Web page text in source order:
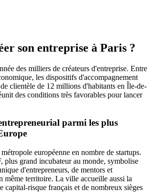
son entreprise à Paris ?
des milliers de créateurs d'entreprise. Entre
les dispositifs d'accompagnement
clientèle de 12 millions d'habitants en Île-de-
des conditions très favorables pour lancer
parmi les plus
européenne en nombre de startups.
plus grand incubateur au monde, symbolise
d'entrepreneurs, de mentors et
même territoire. La ville accueille aussi la
capital-risque français et de nombreux sièges